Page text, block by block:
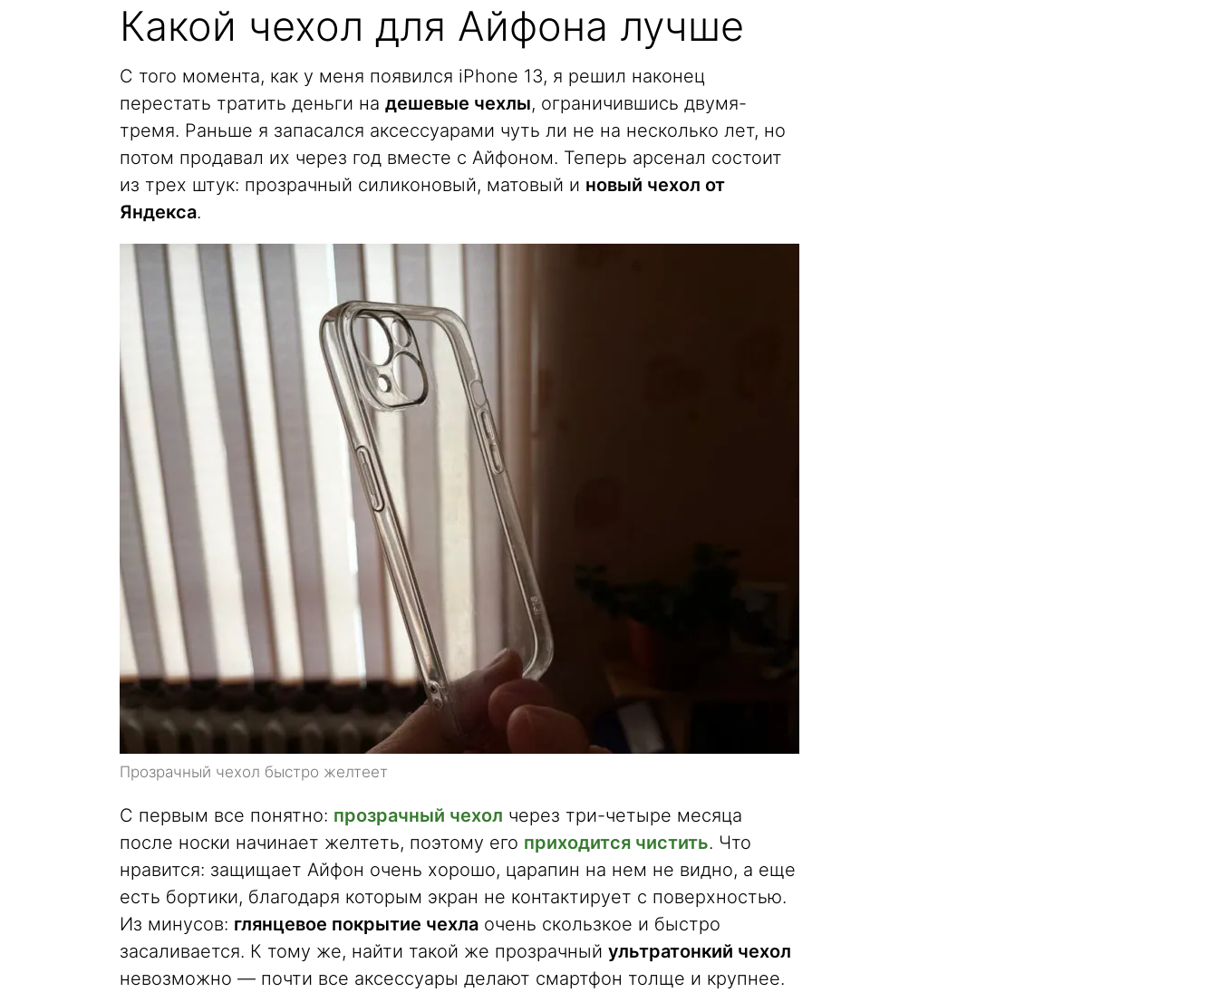
Какой чехол для Айфона лучше
С того момента, как у меня появился iPhone 13, я решил наконец
перестать тратить деньги на дешевые чехлы, ограничившись двумя-
тремя. Раньше я запасался аксессуарами чуть ли не на несколько лет, но
потом продавал их через год вместе с Айфоном. Теперь арсенал состоит
из трех штук: прозрачный силиконовый, матовый и новый чехол от
Яндекса.
Прозрачный чехол быстро желтеет
С первым все понятно: прозрачный чехол через три-четыре месяца
после носки начинает желтеть, поэтому его приходится чистить. Что
нравится: защищает Айфон очень хорошо, царапин на нем не видно, а еще
есть бортики, благодаря которым экран не контактирует с поверхностью.
Из минусов: глянцевое покрытие чехла очень скользкое и быстро
засаливается. К тому же, найти такой же прозрачный ультратонкий чехол
невозможно — почти все аксессуары делают смартфон толще и крупнее.